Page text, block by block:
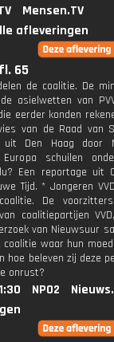
Mensen.TV
afleveringen
65
de coalitie. De
asielwetten van
eerder konden
van de Raad van
Den Haag door
schuilen
Een reportage uit
Tijd. * Jongeren
De
coalitiepartijen
van Nieuwsuur
coalitie waar hun
hoe beleven zij deze
onrust?
NPO2